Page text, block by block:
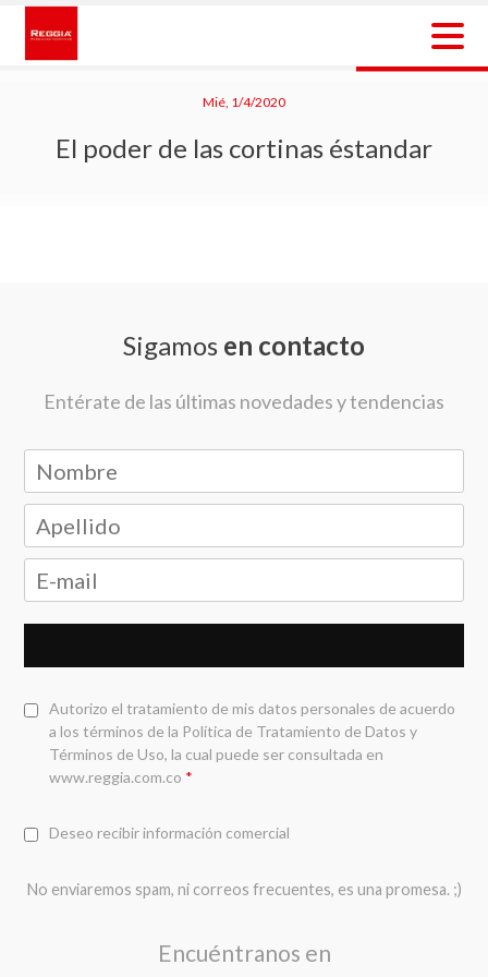
Skip
content
Mié, 1/4/2020
El poder de las cortinas éstandar
Sigamos en contacto
Entérate de las últimas novedades y tendencias
Autorizo el tratamiento de mis datos personales de acuerdo
a los términos de la Política de Tratamiento de Datos y
Términos de Uso, la cual puede ser consultada en
www.reggia.com.co *
Deseo recibir información comercial
No enviaremos spam, ni correos frecuentes, es una promesa. ;)
Encuéntranos en